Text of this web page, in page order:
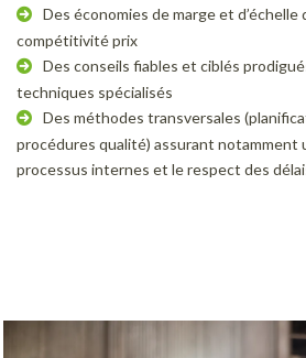
Des économies de marge et
compétitivité prix
Des conseils fiables et ciblés
techniques spécialisés
Des méthodes transversales
procédures qualité) assurant notamment
processus internes et le respect des